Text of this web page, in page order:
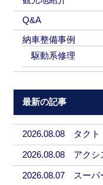
Q&A
納車整備事例
駆動系修理
最新の記事
2026.08.08 タク
2026.08.08 アク
2026.08.07 スー